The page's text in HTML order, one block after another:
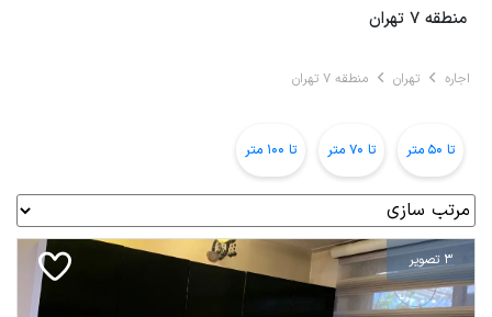
منطقه 7 تهران
اجاره تهران منطقه 7 تهران
تا 50 متر تا 70 متر تا 100 متر
3 تصویر